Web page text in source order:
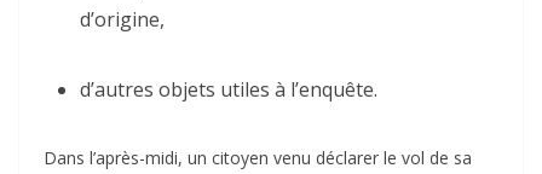
d’origine,
d’autres objets utiles à l’enquête.
Dans l’après-midi, un citoyen venu déclarer le vol de sa